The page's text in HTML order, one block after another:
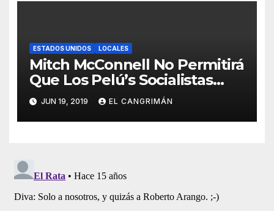
ESTADOS UNIDOS LOCALES
Mitch McConnell No Permitirá
Que Los Pelú’s Socialistas
Comunistas Del PNP Logren
La Estadidad
JUN 19, 2019 EL CANGRIMÁN